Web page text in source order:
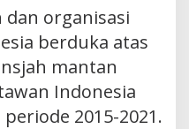
dan organisasi
berduka atas
mantan
Indonesia
2015-2021.